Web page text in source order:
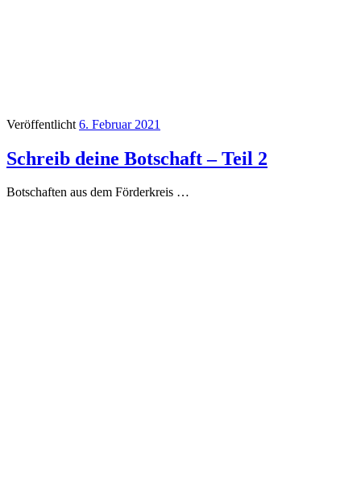
Veröffentlicht 6. Februar 2021
Schreib deine Botschaft – Teil 2
Botschaften aus dem Förderkreis …